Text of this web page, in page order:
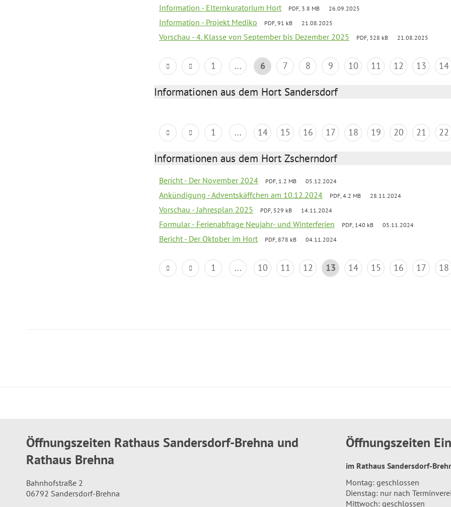
Information - Elternkuratorium Hort PDF, 3.8 MB 26.09.2025
Information - Projekt Mediko PDF, 91 kB 21.08.2025
Vorschau - 4. Klasse von September bis Dezember 2025 PDF, 328 kB 21.08.2025
1 ... 6 7 8 9 10 11 12 13 14
Informationen aus dem Hort Sandersdorf
1 ... 14 15 16 17 18 19 20 21 22
Informationen aus dem Hort Zscherndorf
Bericht - Der November 2024 PDF, 1.2 MB 05.12.2024
Ankündigung - Adventskäffchen am 10.12.2024 PDF, 4.2 MB 28.11.2024
Vorschau - Jahresplan 2025 PDF, 529 kB 14.11.2024
Formular - Ferienabfrage Neujahr- und Winterferien PDF, 140 kB 05.11.2024
Bericht - Der Oktober im Hort PDF, 878 kB 04.11.2024
1 ... 10 11 12 13 14 15 16 17 18
Öffnungszeiten Rathaus Sandersdorf-Brehna und
Rathaus Brehna
Bahnhofstraße 2
06792 Sandersdorf-Brehna
Öffnungszeiten
im Rathaus Sandersdorf-
Montag: geschlossen
Dienstag: nur nach
Mittwoch: geschlossen